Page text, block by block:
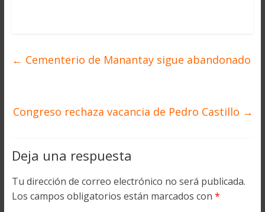
← Cementerio de Manantay sigue abandonado
Congreso rechaza vacancia de Pedro Castillo →
Deja una respuesta
Tu dirección de correo electrónico no será publicada.
Los campos obligatorios están marcados con *